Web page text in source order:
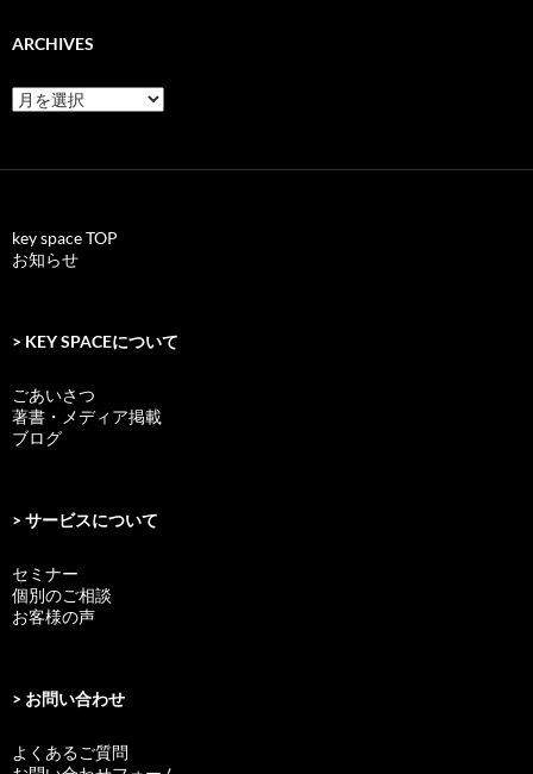
ARCHIVES
archives
key space TOP
お知らせ
> KEY SPACEについて
ごあいさつ
著書・メディア掲載
ブログ
> サービスについて
セミナー
個別のご相談
お客様の声
> お問い合わせ
よくあるご質問